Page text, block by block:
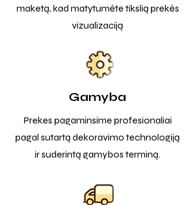
maketą, kad matytumėte tikslią prekės
vizualizaciją
Gamyba
Prekes pagaminsime profesionaliai
pagal sutartą dekoravimo technologiją
ir suderintą gamybos terminą.